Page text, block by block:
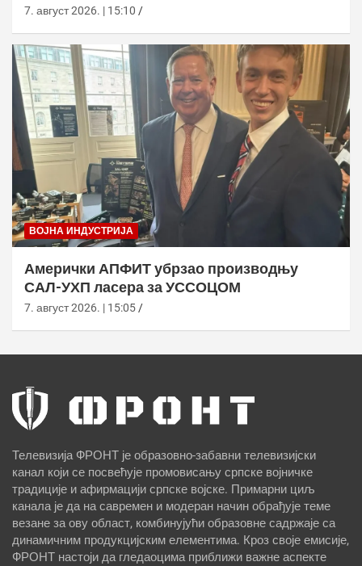
7. август 2026. | 15:10
ВОЈНА ИНДУСТРИЈА
Амерички АПФИТ убрзао производњу
САЛ-УХП ласера за УССОЦОМ
7. август 2026. | 15:05
Телевизија ФРОНТ је образовно-забавни телевизијски
канал који се посвећује промовисању српске војничке
традиције и афирмацији српске војске. Примарни циљ
канала је да на савремен и модеран начин обрађује теме
везане за ову област, комбинујући образовне садржаје са
динамичним продукцијским елементима. Кроз своје емисије,
ФРОНТ настоји да гледаоцима приближи важне аспекте